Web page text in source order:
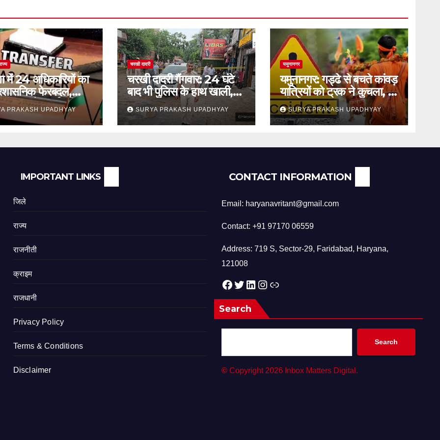
में 24 अधिकारियों का
फेरबदल,
समेत कई वरिष्ठ
PRAKASH UPADHYAY
चरखी दादरी
चरखी दादरी गैंगवार: 24 घंटे
बाद भी पुलिस के हाथ खाली,
सुरक्षा व्यवस्था पर सवाल
SURYA PRAKASH UPADHYAY
यमुनानगर
यमुनानगर: गड्ढे से बचते कांवड़
यात्रियों को ट्रक ने कुचला, दो
की मौत
SURYA PRAKASH UPADHYAY
IMPORTANT LINKS
जिले
राज्य
राजनीती
क्राइम
राजधानी
Privacy Policy
Terms & Conditions
Disclaimer
CONTACT INFORMATION
Email: haryanavritant@gmail.com
Contact: +91 97170 06559
Address: 719 S, Sector-29, Faridabad, Haryana,
121008
Facebook Twitter LinkedIn Instagram Link
Search
Search
© Copyright 2026 Inbox Matters Digital.